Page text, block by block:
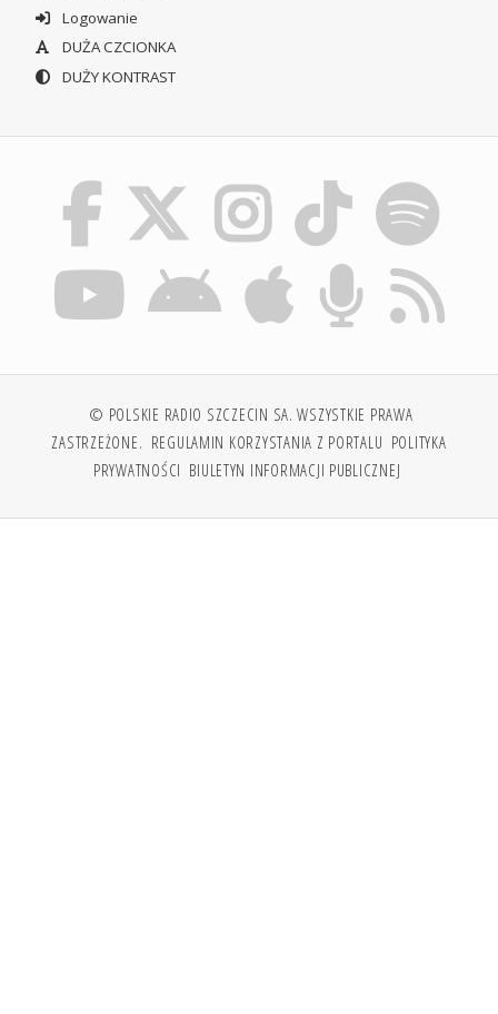
Logowanie
DUŻA CZCIONKA
DUŻY KONTRAST
© POLSKIE RADIO SZCZECIN SA. WSZYSTKIE PRAWA
ZASTRZEŻONE. REGULAMIN KORZYSTANIA Z PORTALU POLITYKA
PRYWATNOŚCI BIULETYN INFORMACJI PUBLICZNEJ